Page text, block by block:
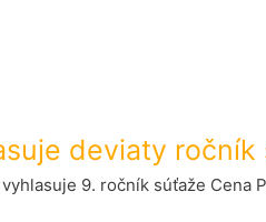
deviaty
9. ročník súťaže